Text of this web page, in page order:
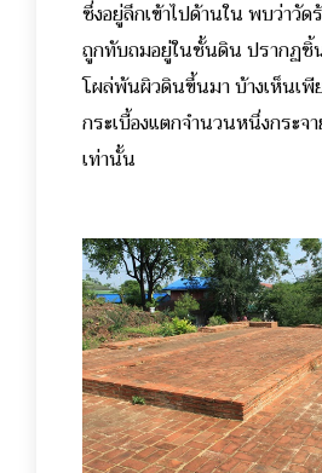
ซึ่งอยู่ลึกเข้าไปด้านใน พบว่าวัด
ถูกทับถมอยู่ในชั้นดิน ปรากฏ
โผล่พ้นผิวดินขึ้นมา บ้างเห็นเ
กระเบื้องแตกจำนวนหนึ่งกระจ
เท่านั้น